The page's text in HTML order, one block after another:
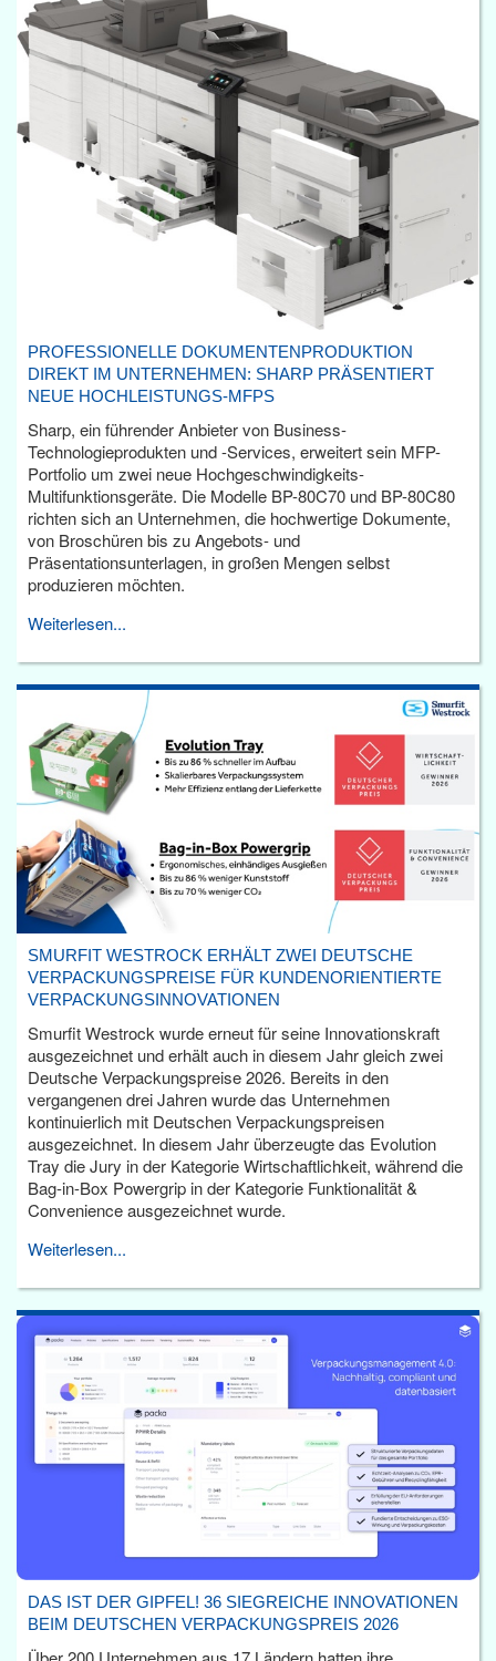
PROFESSIONELLE DOKUMENTENPRODUKTION
DIREKT IM UNTERNEHMEN: SHARP PRÄSENTIERT
NEUE HOCHLEISTUNGS-MFPS
Sharp, ein führender Anbieter von Business-
Technologieprodukten und -Services, erweitert sein MFP-
Portfolio um zwei neue Hochgeschwindigkeits-
Multifunktionsgeräte. Die Modelle BP-80C70 und BP-80C80
richten sich an Unternehmen, die hochwertige Dokumente,
von Broschüren bis zu Angebots- und
Präsentationsunterlagen, in großen Mengen selbst
produzieren möchten.
Weiterlesen...
SMURFIT WESTROCK ERHÄLT ZWEI DEUTSCHE
VERPACKUNGSPREISE FÜR KUNDENORIENTIERTE
VERPACKUNGSINNOVATIONEN
Smurfit Westrock wurde erneut für seine Innovationskraft
ausgezeichnet und erhält auch in diesem Jahr gleich zwei
Deutsche Verpackungspreise 2026. Bereits in den
vergangenen drei Jahren wurde das Unternehmen
kontinuierlich mit Deutschen Verpackungspreisen
ausgezeichnet. In diesem Jahr überzeugte das Evolution
Tray die Jury in der Kategorie Wirtschaftlichkeit, während die
Bag-in-Box Powergrip in der Kategorie Funktionalität &
Convenience ausgezeichnet wurde.
Weiterlesen...
DAS IST DER GIPFEL! 36 SIEGREICHE INNOVATIONEN
BEIM DEUTSCHEN VERPACKUNGSPREIS 2026